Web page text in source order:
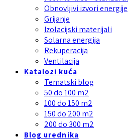
Obnovljivi izvori energije
Grijanje
Izolacijski materijali
Solarna energija
Rekuperacija
Ventilacija
Katalozi kuća
Tematski blog
50 do 100 m2
100 do 150 m2
150 do 200 m2
200 do 300 m2
Blog urednika